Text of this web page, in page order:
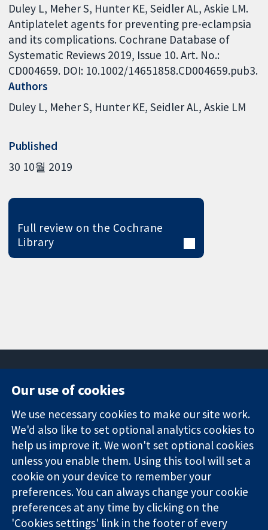
Duley L, Meher S, Hunter KE, Seidler AL, Askie LM.
Antiplatelet agents for preventing pre-eclampsia
and its complications. Cochrane Database of
Systematic Reviews 2019, Issue 10. Art. No.:
CD004659. DOI: 10.1002/14651858.CD004659.pub3.
Authors
Duley L Meher S Hunter KE Seidler AL Askie LM
Published
30 10월 2019
Full review on the Cochrane
Library
Trusted
evidence.
Informed
decisions.
Better health.
Square
London
W1G 0AN
영국
News
Press office
About us
작업
Cochrane
Library
The Cochrane Collaboration is a charity (no. 1045921) and a
Our use of cookies
We use necessary cookies to make our site work.
We'd also like to set optional analytics cookies to
help us improve it. We won't set optional cookies
unless you enable them. Using this tool will set a
cookie on your device to remember your
preferences. You can always change your cookie
preferences at any time by clicking on the
'Cookies settings' link in the footer of every